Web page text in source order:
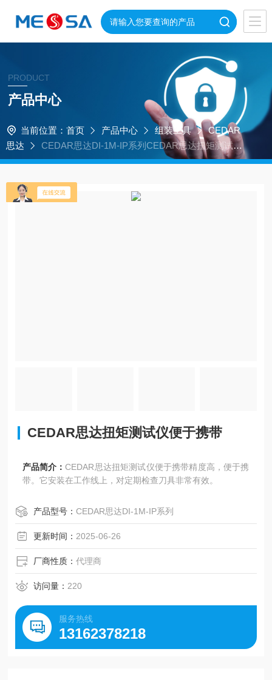
PRODUCT
产品中心
当前位置： 首页 产品中心 组装工具
CEDAR
思达
CEDAR思达DI-1M-IP系列CEDAR思达扭矩测试仪
便于携带
CEDAR思达扭矩测试仪便于携带
产品简介：CEDAR思达扭矩测试仪便于携带精度高，便于携
带。它安装在工作线上，对定期检查刀具非常有效。
产品型号：CEDAR思达DI-1M-IP系列
更新时间： 2025-06-26
厂商性质：代理商
访问量： 220
服务热线
13162378218